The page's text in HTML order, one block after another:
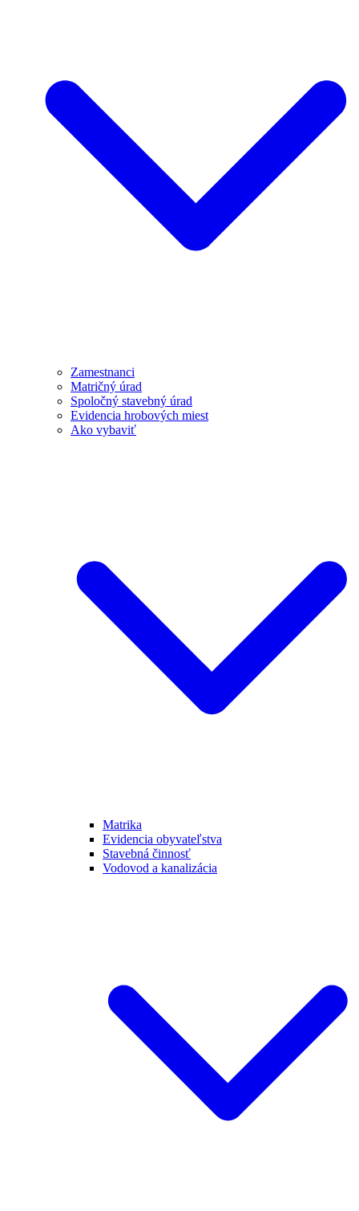
Zamestnanci
Matričný úrad
Spoločný stavebný úrad
Evidencia hrobových miest
Ako vybaviť
Matrika
Evidencia obyvateľstva
Stavebná činnosť
Vodovod a kanalizácia